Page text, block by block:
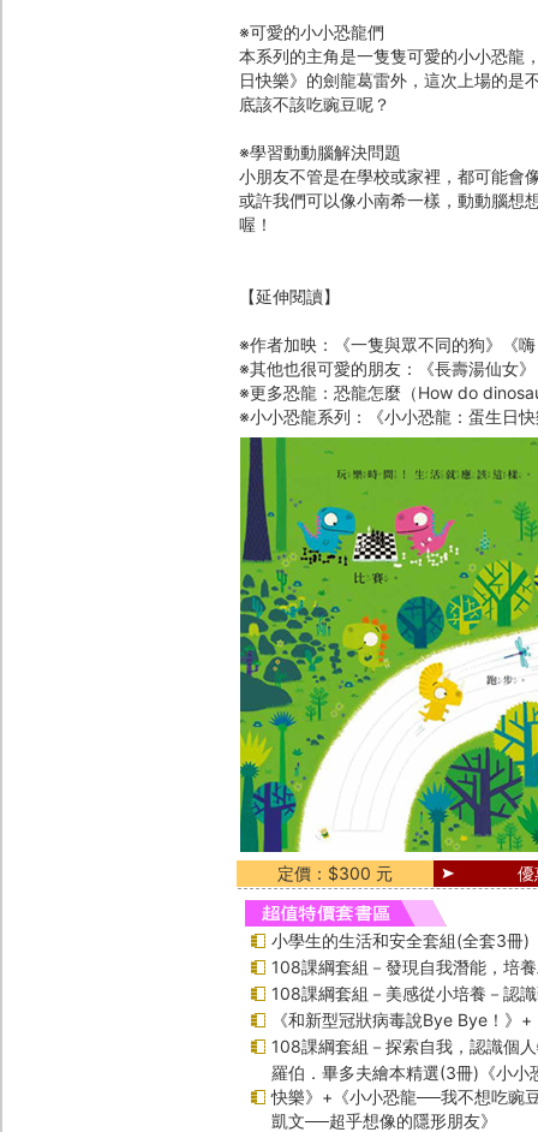
※可愛的小小恐龍們
本系列的主角是一隻隻可愛的小小恐龍
日快樂》的劍龍葛雷外，這次上場的是
底該不該吃豌豆呢？
※學習動動腦解決問題
小朋友不管是在學校或家裡，都可能會
或許我們可以像小南希一樣，動動腦想
喔！
【延伸閱讀】
※作者加映：《一隻與眾不同的狗》《
※其他也很可愛的朋友：《長壽湯仙女
※更多恐龍：恐龍怎麼（How do
※小小恐龍系列：《小小恐龍：蛋生日
定價：$300 元
小學生的生活和安全套組(全套3冊)
108課綱套組－發現自我潛能，培
108課綱套組－美感從小培養－認
《和新型冠狀病毒說Bye Bye！》
108課綱套組－探索自我，認識個
羅伯．畢多夫繪本精選(3冊)《小
快樂》+《小小恐龍──我不想吃豌
凱文──超乎想像的隱形朋友》